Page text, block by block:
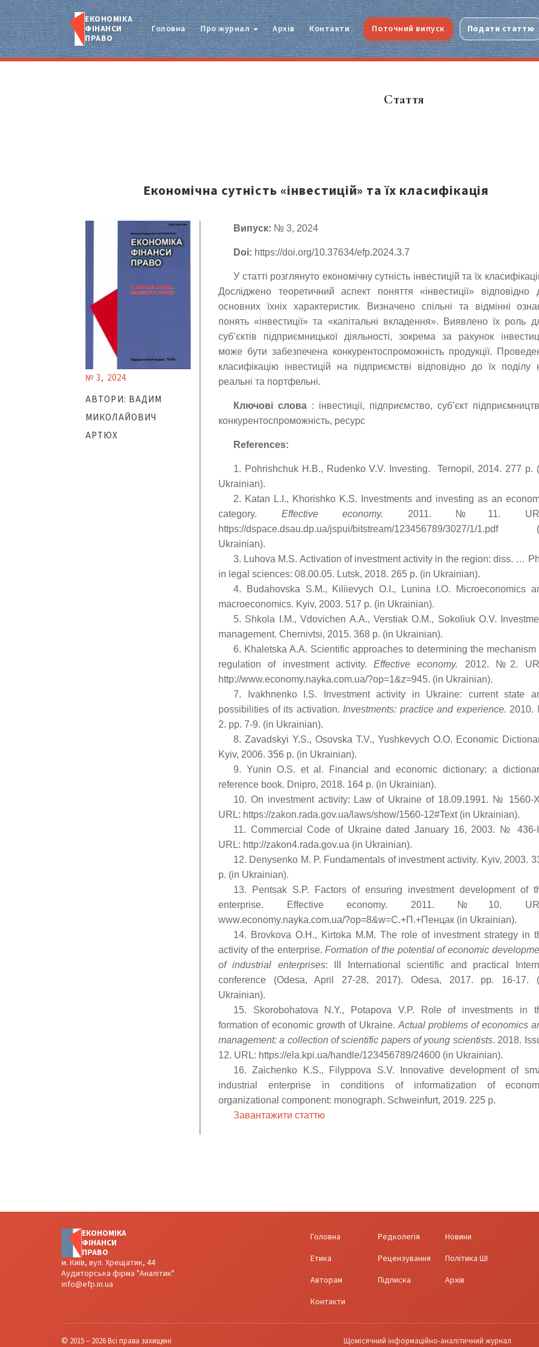
ЕКОНОМІКА
ФІНАНСИ
ПРАВО
Головна Про журнал Архів Контакти Поточний випуск Подати статтю
Стаття
Економічна сутність «інвестицій» та їх класифікація
№ 3, 2024
АВТОРИ: ВАДИМ
МИКОЛАЙОВИЧ
АРТЮХ
Випуск: № 3, 2024
Doi: https://doi.org/10.37634/efp.2024.3.7
У статті розглянуто економічну сутність інвестицій та їх
Досліджено теоретичний аспект поняття «інвестиції» відповідно
основних їхніх характеристик. Визначено спільні та відмінні
понять «інвестиції» та «капітальні вкладення». Виявлено їх роль
суб’єктів підприємницької діяльності, зокрема за рахунок
може бути забезпечена конкурентоспроможність продукції.
класифікацію інвестицій на підприємстві відповідно до їх поділу
реальні та портфельні.
Ключові слова: інвестиції, підприємство, суб’єкт
конкурентоспроможність, ресурс
References:
1. Pohrishchuk H.B., Rudenko V.V. Investing. Ternopil, 2014. 277 р.
Ukrainian).
2. Katan L.I., Khorishko K.S. Investments and investing as an
category. Effective economy. 2011. №11.
https://dspace.dsau.dp.ua/jspui/bitstream/123456789/3027/1/1.pdf
Ukrainian).
3. Luhova M.S. Activation of investment activity in the region: diss. …
in legal sciences: 08.00.05. Lutsk, 2018. 265 р. (in Ukrainian).
4. Budahovska S.M., Kiliievych O.I., Lunina I.O. Microeconomics
macroeconomics. Kyiv, 2003. 517 р. (in Ukrainian).
5. Shkola I.M., Vdovichen A.A., Verstiak O.M., Sokoliuk O.V.
management. Chernivtsi, 2015. 368 р. (in Ukrainian).
6. Khaletska A.A. Scientific approaches to determining the mechanism
regulation of investment activity.Effective economy. 2012. №2.
http://www.economy.nayka.com.ua/?op=1&z=945. (in Ukrainian).
7. Ivakhnenko I.S. Investment activity in Ukraine: current state
possibilities of its activation. Investments: practice and experience.
2. pp. 7-9. (in Ukrainian).
8. Zavadskyi Y.S., Osovska T.V., Yushkevych O.O. Economic
Kyiv, 2006. 356 р. (in Ukrainian).
9. Yunin O.S. et al. Financial and economic dictionary: a
reference book. Dnipro, 2018. 164 р. (in Ukrainian).
10. On investment activity: Law of Ukraine of 18.09.1991. № 1560-
URL: https://zakon.rada.gov.ua/laws/show/1560-12#Text (in Ukrainian).
11. Commercial Code of Ukraine dated January 16, 2003. № 436-
URL: http://zakon4.rada.gov.ua (in Ukrainian).
12. Denysenko M. P. Fundamentals of investment activity. Kyiv, 2003.
р. (in Ukrainian).
13. Pentsak S.P. Factors of ensuring investment development of
enterprise. Effective economy. 2011. №10.
www.economy.nayka.com.ua/?op=8&w=С.+П.+Пенцак (in Ukrainian).
14. Brovkova O.H., Kirtoka M.M. The role of investment strategy in
activity of the enterprise.Formation of the potential of economic
of industrial enterprises: III International scientific and practical
conference (Odesa, April 27-28, 2017). Odesa, 2017. pp. 16-17.
Ukrainian).
15. Skorobohatova N.Y., Potapova V.P. Role of investments in
formation of economic growth of Ukraine. Actual problems of economics
management: a collection of scientific papers of young scientists. 2018.
12. URL: https://ela.kpi.ua/handle/123456789/24600 (in Ukrainian).
16. Zaichenko K.S., Filyppova S.V. Innovative development of
industrial enterprise in conditions of informatization of
organizational component: monograph. Schweinfurt, 2019. 225 p.
Завантажити статтю
ЕКОНОМІКА
ФІНАНСИ
ПРАВО
м. Київ, вул. Хрещатик, 44
Аудиторська фірма "Аналітик"
info@efp.in.ua
Головна Редколегія
Новини
Етика
Рецензування
Політика ШІ
Авторам
Підписка
Архів
Контакти
© 2015 – 2026 Всі права захищені Щомісячний інформаційно-аналітичний журнал